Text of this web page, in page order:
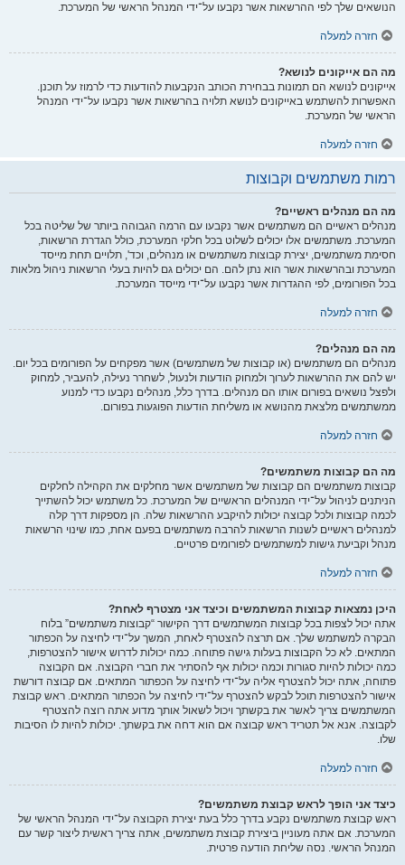
הנושאים שלך לפי ההרשאות אשר נקבעו על־ידי המנהל הראשי של המערכת.
חזרה למעלה
מה הם אייקונים לנושא?
אייקונים לנושא הם תמונות בבחירת הכותב הנקבעות להודעות כדי לרמוז על תוכנן.
האפשרות להשתמש באייקונים לנושא תלויה בהרשאות אשר נקבעו על־ידי המנהל
הראשי של המערכת.
חזרה למעלה
רמות משתמשים וקבוצות
מה הם מנהלים ראשיים?
מנהלים ראשיים הם משתמשים אשר נקבעו עם הרמה הגבוהה ביותר של שליטה בכל
המערכת. משתמשים אלו יכולים לשלוט בכל חלקי המערכת, כולל הגדרת הרשאות,
חסימת משתמשים, יצירת קבוצות משתמשים או מנהלים, וכד', תלויים תחת מייסד
המערכת ובהרשאות אשר הוא נתן להם. הם יכולים גם להיות בעלי הרשאות ניהול מלאות
בכל הפורומים, לפי ההגדרות אשר נקבעו על־ידי מייסד המערכת.
חזרה למעלה
מה הם מנהלים?
מנהלים הם משתמשים (או קבוצות של משתמשים) אשר מפקחים על הפורומים בכל יום.
יש להם את ההרשאות לערוך ולמחוק הודעות ולנעול, לשחרר נעילה, להעביר, למחוק
ולפצל נושאים בפורום אותו הם מנהלים. בדרך כלל, מנהלים נקבעו כדי למנוע
ממשתמשים מלצאת מהנושא או משליחת הודעות הפוגעות בפורום.
חזרה למעלה
מה הם קבוצות משתמשים?
קבוצות משתמשים הם קבוצות של משתמשים אשר מחלקים את הקהילה לחלקים
הניתנים לניהול על־ידי המנהלים הראשיים של המערכת. כל משתמש יכול להשתייך
לכמה קבוצות ולכל קבוצה יכולות להיקבע ההרשאות שלה. הן מספקות דרך קלה
למנהלים ראשיים לשנות הרשאות להרבה משתמשים בפעם אחת, כמו שינוי הרשאות
מנהל וקביעת גישות למשתמשים לפורומים פרטיים.
חזרה למעלה
היכן נמצאות קבוצות המשתמשים וכיצד אני מצטרף לאחת?
אתה יכול לצפות בכל קבוצות המשתמשים דרך הקישור “קבוצות משתמשים” בלוח
הבקרה למשתמש שלך. אם תרצה להצטרף לאחת, המשך על־ידי לחיצה על הכפתור
המתאים. לא כל הקבוצות בעלות גישה פתוחה. כמה יכולות לדרוש אישור להצטרפות,
כמה יכולות להיות סגורות וכמה יכולות אף להסתיר את חברי הקבוצה. אם הקבוצה
פתוחה, אתה יכול להצטרף אליה על־ידי לחיצה על הכפתור המתאים. אם קבוצה דורשת
אישור להצטרפות תוכל לבקש להצטרף על־ידי לחיצה על הכפתור המתאים. ראש קבוצת
המשתמשים צריך לאשר את בקשתך ויכול לשאול אותך מדוע אתה רוצה להצטרף
לקבוצה. אנא אל תטריד ראש קבוצה אם הוא דחה את בקשתך. יכולות להיות לו הסיבות
שלו.
חזרה למעלה
כיצד אני הופך לראש קבוצת משתמשים?
ראש קבוצת משתמשים נקבע בדרך כלל בעת יצירת הקבוצה על־ידי המנהל הראשי של
המערכת. אם אתה מעוניין ביצירת קבוצת משתמשים, אתה צריך ראשית ליצור קשר עם
המנהל הראשי. נסה שליחת הודעה פרטית.